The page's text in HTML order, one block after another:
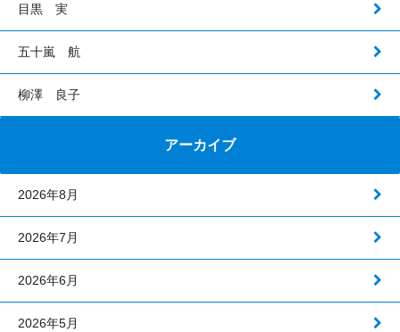
目黒 実
五十嵐 航
柳澤 良子
アーカイブ
2026年8月
2026年7月
2026年6月
2026年5月